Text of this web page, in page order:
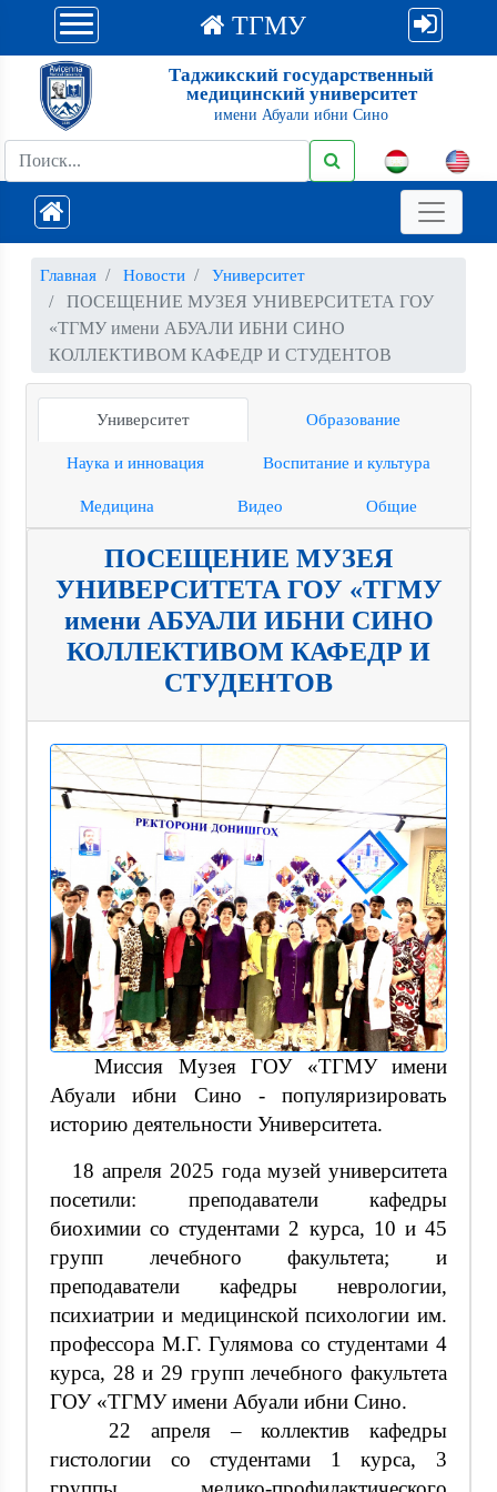
ТГМУ
Таджикский государственный
медицинский университет
имени Абуали ибни Сино
Главная Новости Университет
ПОСЕЩЕНИЕ МУЗЕЯ УНИВЕРСИТЕТА ГОУ
«ТГМУ имени АБУАЛИ ИБНИ СИНО
КОЛЛЕКТИВОМ КАФЕДР И СТУДЕНТОВ
Университет Образование
Наука и инновация Воспитание и культура
Медицина Видео Общие
ПОСЕЩЕНИЕ МУЗЕЯ
УНИВЕРСИТЕТА ГОУ «ТГМУ
имени АБУАЛИ ИБНИ СИНО
КОЛЛЕКТИВОМ КАФЕДР И
СТУДЕНТОВ
Миссия Музея ГОУ «ТГМУ имени
Абуали ибни Сино - популяризировать
историю деятельности Университета.
18 апреля 2025 года музей университета
посетили: преподаватели кафедры
биохимии со студентами 2 курса, 10 и 45
групп лечебного факультета; и
преподаватели кафедры неврологии,
психиатрии и медицинской психологии им.
профессора М.Г. Гулямова со студентами 4
курса, 28 и 29 групп лечебного факультета
ГОУ «ТГМУ имени Абуали ибни Сино.
22 апреля – коллектив кафедры
гистологии со студентами 1 курса, 3